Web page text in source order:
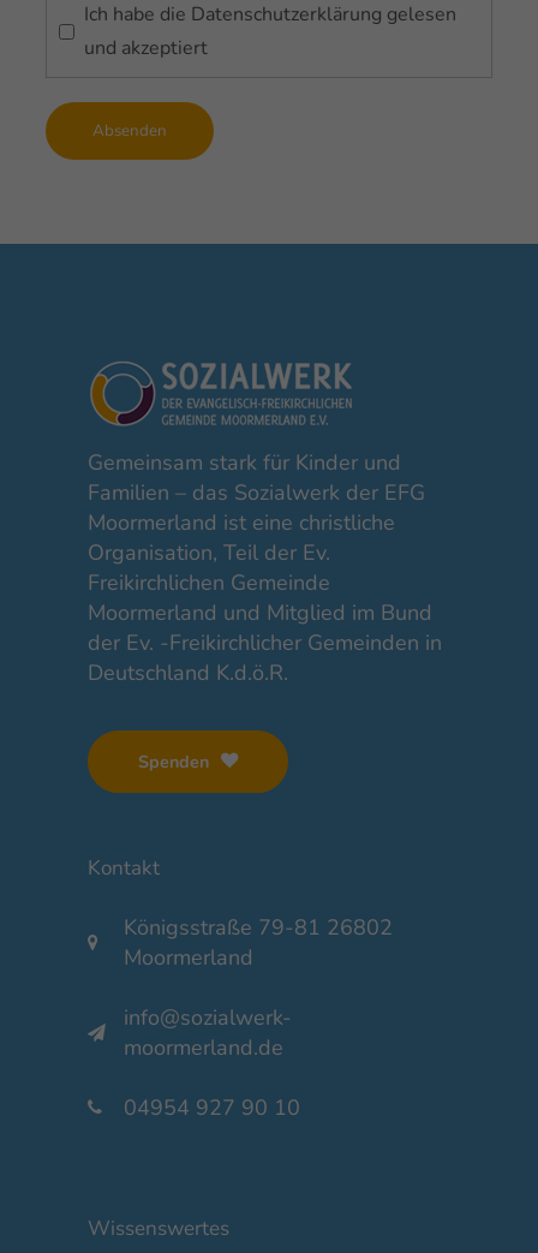
Ich habe die Datenschutzerklärung gelesen
und akzeptiert
Absenden
Gemeinsam stark für Kinder und
Familien – das Sozialwerk der EFG
Moormerland ist eine christliche
Organisation, Teil der Ev.
Freikirchlichen Gemeinde
Moormerland und Mitglied im Bund
der Ev. -Freikirchlicher Gemeinden in
Deutschland K.d.ö.R.
Spenden
Kontakt
Königsstraße 79-81 26802
Moormerland
info@sozialwerk-
moormerland.de
04954 927 90 10
Wissenswertes